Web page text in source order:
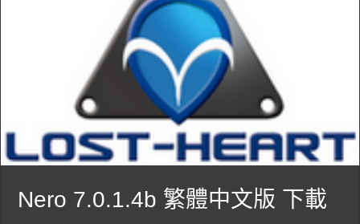
Nero 7.0.1.4b 繁體中文版 下載